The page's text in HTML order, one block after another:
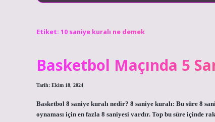
Etiket: 10 saniye kuralı ne demek
Basketbol Maçında 5
Tarih: Ekim 18, 2024
Basketbol 8 saniye kuralı nedir? 8 saniye kuralı: Bu süre 8
oynaması için en fazla 8 saniyesi vardır. Top bu süre içinde